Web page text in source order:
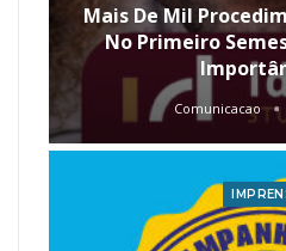
Mais De Mil
No Primeiro
Comunicacao